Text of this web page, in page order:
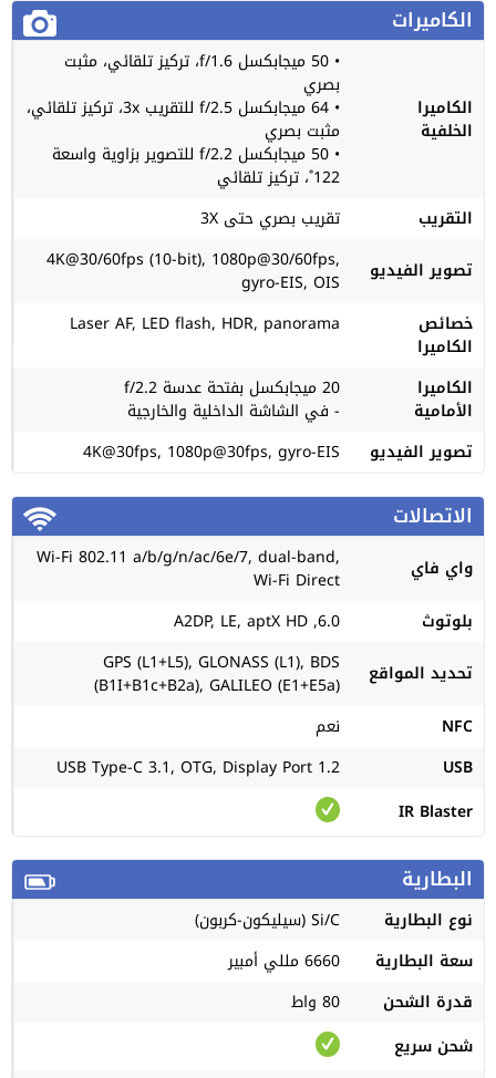
الكاميرات
الكاميرا
الخلفية
• 50 ميجابكسل f/1.6، تركيز تلقائي، مثبت
بصري
• 64 ميجابكسل f/2.5 للتقريب 3x، تركيز تلقائي،
مثبت بصري
• 50 ميجابكسل f/2.2 للتصوير بزاوية واسعة
122˚، تركيز تلقائي
التقريب
تقريب بصري حتى 3X
تصوير الفيديو
4K@30/60fps (10-bit), 1080p@30/60fps,
gyro-EIS, OIS
خصائص
الكاميرا
Laser AF, LED flash, HDR, panorama
الكاميرا
الأمامية
20 ميجابكسل بفتحة عدسة f/2.2
- في الشاشة الداخلية والخارجية
تصوير الفيديو
4K@30fps, 1080p@30fps, gyro-EIS
الاتصالات
واي فاي Wi-Fi 802.11 a/b/g/n/ac/6e/7, dual-band,
Wi-Fi Direct
بلوتوث
6.0, A2DP, LE, aptX HD
تحديد المواقع
GPS (L1+L5), GLONASS (L1), BDS
(B1I+B1c+B2a), GALILEO (E1+E5a)
NFC
نعم
USB
USB Type-C 3.1, OTG, Display Port 1.2
IR Blaster
البطارية
نوع البطارية
Si/C (سيليكون-كربون)
سعة البطارية
6660 مللي أمبير
قدرة الشحن
80 واط
شحن سريع